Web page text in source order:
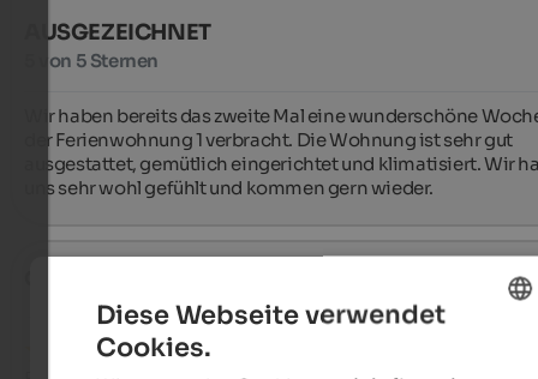
AUSGEZEICHNET
5 von 5 Sternen
Wir haben bereits das zweite Mal eine wunderschöne
der Ferienwohnung 1 verbracht. Die Wohnung ist sehr gut
ausgestattet, gemütlich eingerichtet und klimatisiert. Wir
uns sehr wohl gefühlt und kommen gern wieder.
Diese Webseite verwendet
Cookies.